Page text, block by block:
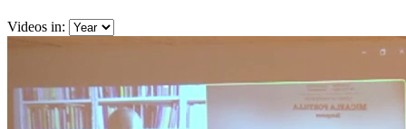
Videos in: